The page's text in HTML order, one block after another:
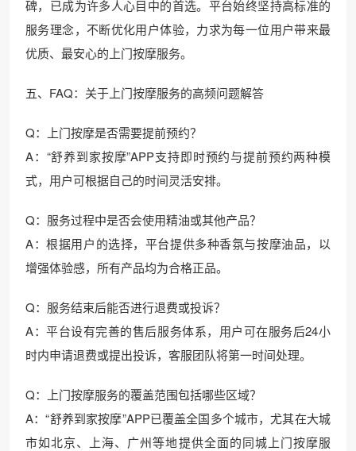
碑，已成为许多人心目中的首选。平台始终坚持高标准的
服务理念，不断优化用户体验，力求为每一位用户带来最
优质、最安心的上门按摩服务。
五、FAQ：关于上门按摩服务的高频问题解答
Q：上门按摩是否需要提前预约？
A：“舒养到家按摩”APP支持即时预约与提前预约两种模
式，用户可根据自己的时间灵活安排。
Q：服务过程中是否会使用精油或其他产品？
A：根据用户的选择，平台提供多种香氛与按摩油品，以
增强体验感，所有产品均为合格正品。
Q：服务结束后能否进行退费或投诉？
A：平台设有完善的售后服务体系，用户可在服务后24小
时内申请退费或提出投诉，客服团队将第一时间处理。
Q：上门按摩服务的覆盖范围包括哪些区域？
A：“舒养到家按摩”APP已覆盖全国多个城市，尤其在大城
市如北京、上海、广州等地提供全面的同城上门按摩服